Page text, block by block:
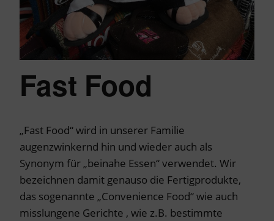
Fast Food
„Fast Food“ wird in unserer Familie
augenzwinkernd hin und wieder auch als
Synonym für „beinahe Essen“ verwendet. Wir
bezeichnen damit genauso die Fertigprodukte,
das sogenannte „Convenience Food“ wie auch
misslungene Gerichte , wie z.B. bestimmte